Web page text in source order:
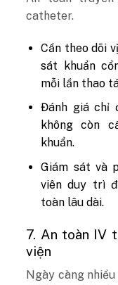
catheter.
Cần theo dõi
sát khuẩn
mỗi lần thao
Đánh giá chỉ
không còn
khuẩn.
Giám sát và
viên duy trì
toàn lâu dài.
7. An toàn IV
viện
Ngày càng